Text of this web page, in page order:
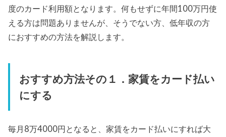
度のカード利用額となります。何もせずに年間100万円使
える方は問題ありませんが、そうでない方、低年収の方
におすすめの方法を解説します。
おすすめ方法その１．家賃をカード払い
にする
毎月8万4000円となると、家賃をカード払いにすれば大